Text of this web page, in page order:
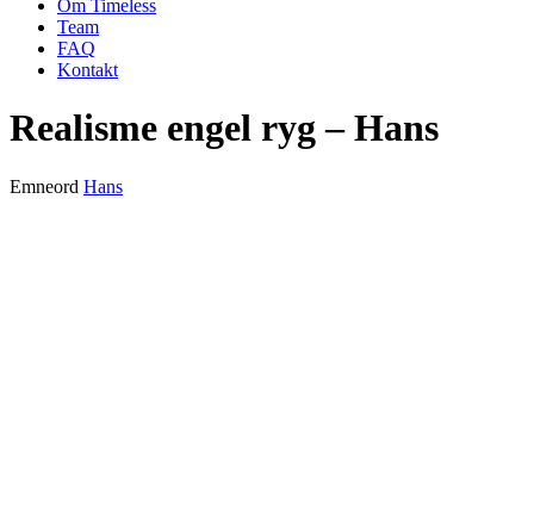
Om Timeless
Team
FAQ
Kontakt
Realisme engel ryg – Hans
Emneord Hans